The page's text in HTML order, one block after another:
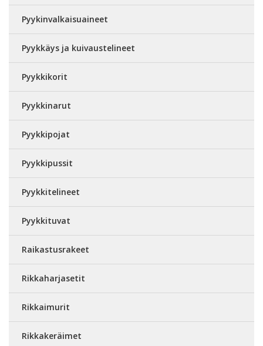
Pyykinvalkaisuaineet
Pyykkäys ja kuivaustelineet
Pyykkikorit
Pyykkinarut
Pyykkipojat
Pyykkipussit
Pyykkitelineet
Pyykkituvat
Raikastusrakeet
Rikkaharjasetit
Rikkaimurit
Rikkakeräimet